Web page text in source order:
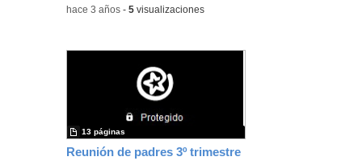
-hace 3 años -5 visualizaciones
Reunión de padres 3º trimestre
13 páginas